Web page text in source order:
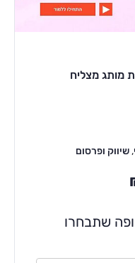
מותג מצליח
, שיווק ופרסום
שתבחרו